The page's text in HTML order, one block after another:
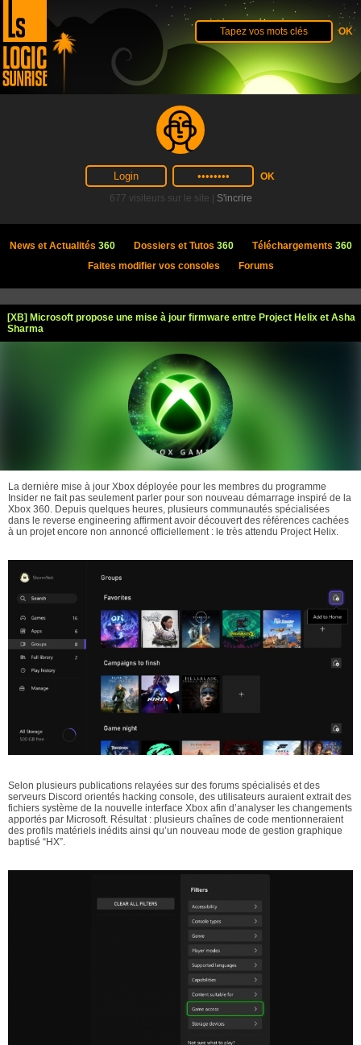
677 visiteurs sur le site | S'incrire
News et Actualités 360 Dossiers et Tutos 360 Téléchargements 360
Faites modifier vos consoles
Forums
[XB] Microsoft propose une mise à jour firmware entre Project Helix et Asha
Sharma
La dernière mise à jour Xbox déployée pour les membres du programme
Insider ne fait pas seulement parler pour son nouveau démarrage inspiré de la
Xbox 360. Depuis quelques heures, plusieurs communautés spécialisées
dans le reverse engineering affirment avoir découvert des références cachées
à un projet encore non annoncé officiellement : le très attendu Project Helix.
Selon plusieurs publications relayées sur des forums spécialisés et des
serveurs Discord orientés hacking console, des utilisateurs auraient extrait des
fichiers système de la nouvelle interface Xbox afin d’analyser les changements
apportés par Microsoft. Résultat : plusieurs chaînes de code mentionneraient
des profils matériels inédits ainsi qu’un nouveau mode de gestion graphique
baptisé “HX”.